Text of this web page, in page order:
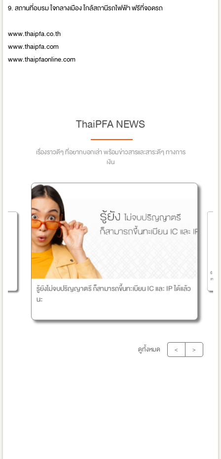
9. สถานที่อบรม ใจกลางเมือง ใกล้สถานีรถไฟฟ้า ฟรีที่จอดรถ
www.thaipfa.co.th
www.thaipfa.com
www.thaipfaonline.com
ThaiPFA NEWS
เรื่องราวดีๆ ที่อยากบอกเล่า พร้อมข่าวสารและสาระดีๆ ทางการ
เงิน
รู้ยังไม่จบปริญญาตรี ก็สามารถขึ้นทะเบียน IC และ IP ได้แล้ว
นะ
6 สเต็
เทศกา
ดูทั้งหมด < >